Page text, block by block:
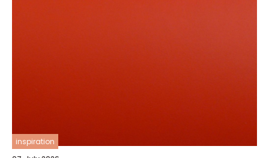
inspiration